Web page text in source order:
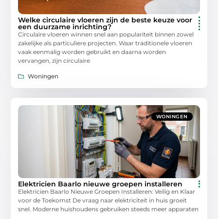
Welke circulaire vloeren zijn de beste keuze voor
een duurzame inrichting?
Circulaire vloeren winnen snel aan populariteit binnen zowel
zakelijke als particuliere projecten. Waar traditionele vloeren
vaak eenmalig worden gebruikt en daarna worden
vervangen, zijn circulaire
Woningen
WONINGEN
Elektricien Baarlo nieuwe groepen installeren
Elektricien Baarlo Nieuwe Groepen Installeren: Veilig en Klaar
voor de Toekomst De vraag naar elektriciteit in huis groeit
snel. Moderne huishoudens gebruiken steeds meer apparaten